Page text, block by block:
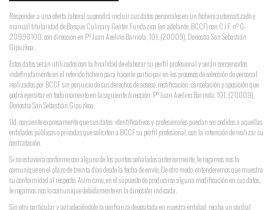
Responder a una oferta laboral supondrá incluir sus datos personales en un fichero automatizado y
manual titularidad de Basque Culinary Center Fundazioa (en adelante, BCCF) con C.I.F. nº G-
20998100, con dirección en Pº Juan Avelino Barriola, 101, (20009), Donostia San Sebastián
Gipuzkoa.
Estos datos serán utilizados con la finalidad de elaborar su perfil profesional y serán conservados
indefinidamente en el referido fichero para hacerle participar en los procesos de selección de personal
realizados por BCCF sin perjuicio de sus derechos de acceso, rectificación, cancelación y oposición que
podrá ejercitar en todo momento en la siguiente dirección: Pº Juan Avelino Barriola, 101, (20009),
Donostia San Sebastián Gipuzkoa.
Ud. consiente expresamente que sus datos identificativos y profesionales puedan ser cedidos a aquellas
entidades públicas o privadas que soliciten a BCCF su perfil profesional, con la intención de realizar su
contratación.
Si no estuviera conforme con alguno de los puntos señalados anteriormente, le rogamos nos lo
comunique en el plazo de treinta días desde la fecha de envío. De otro modo, entenderemos que muestra
su conformidad al respecto. Asimismo, en el supuesto de producirse alguna modificación en sus datos,
le rogamos nos lo comunique debidamente en la dirección indicada.
Sin otro particular y agradeciéndole la confianza depositada en nuestra entidad, reciba un cordial